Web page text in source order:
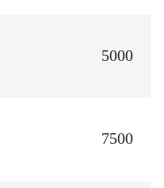
5000
7500